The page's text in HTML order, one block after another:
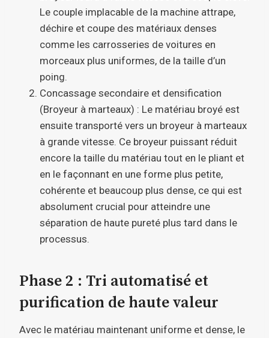
Le couple implacable de la machine attrape,
déchire et coupe des matériaux denses
comme les carrosseries de voitures en
morceaux plus uniformes, de la taille d’un
poing.
Concassage secondaire et densification
(Broyeur à marteaux) : Le matériau broyé est
ensuite transporté vers un broyeur à marteaux
à grande vitesse. Ce broyeur puissant réduit
encore la taille du matériau tout en le pliant et
en le façonnant en une forme plus petite,
cohérente et beaucoup plus dense, ce qui est
absolument crucial pour atteindre une
séparation de haute pureté plus tard dans le
processus.
Phase 2 : Tri automatisé et
purification de haute valeur
Avec le matériau maintenant uniforme et dense, le